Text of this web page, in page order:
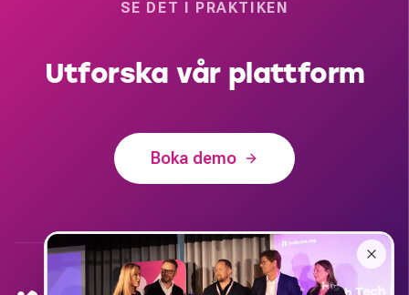
SE DET I PRAKTIKEN
Utforska vår plattform
Boka demo